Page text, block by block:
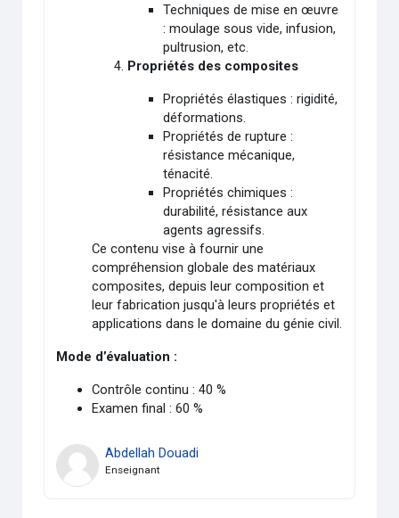
Techniques de mise en œuvre
: moulage sous vide, infusion,
pultrusion, etc.
Propriétés des composites
Propriétés élastiques : rigidité,
déformations.
Propriétés de rupture :
résistance mécanique,
ténacité.
Propriétés chimiques :
durabilité, résistance aux
agents agressifs.
Ce contenu vise à fournir une
compréhension globale des matériaux
composites, depuis leur composition et
leur fabrication jusqu'à leurs propriétés et
applications dans le domaine du génie civil.
Mode d’évaluation :
Contrôle continu : 40 %
Examen final : 60 %
Abdellah Douadi
Enseignant